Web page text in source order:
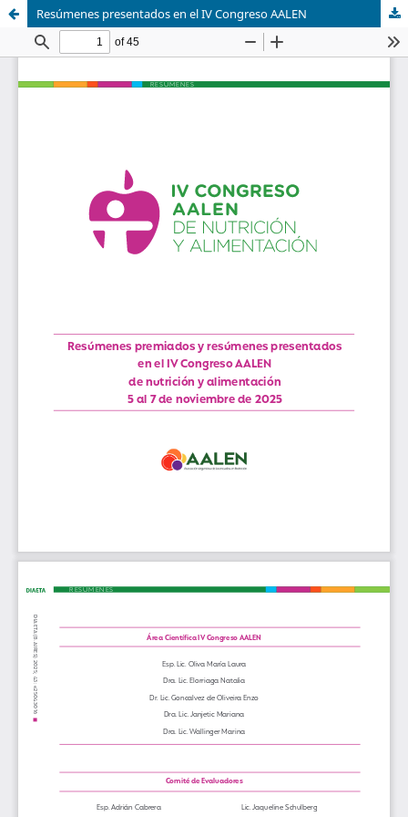
Resúmenes presentados en el IV Congreso AALEN